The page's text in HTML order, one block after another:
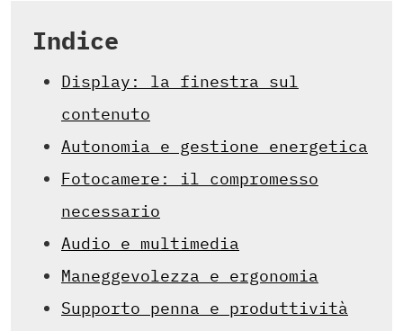
Indice
Display: la finestra sul
contenuto
Autonomia e gestione energetica
Fotocamere: il compromesso
necessario
Audio e multimedia
Maneggevolezza e ergonomia
Supporto penna e produttività